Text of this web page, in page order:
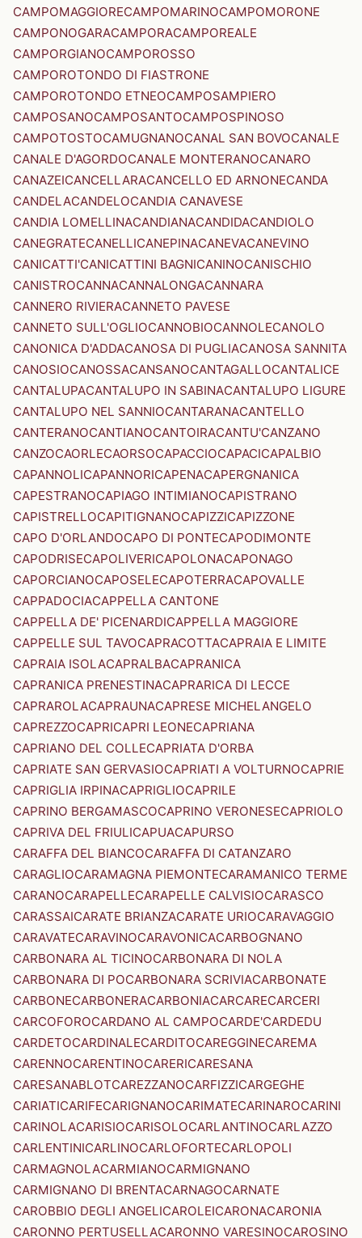
CAMPOMAGGIORECAMPOMARINOCAMPOMORONE
CAMPONOGARACAMPORACAMPOREALE
CAMPORGIANOCAMPOROSSO
CAMPOROTONDO DI FIASTRONE
CAMPOROTONDO ETNEOCAMPOSAMPIERO
CAMPOSANOCAMPOSANTOCAMPOSPINOSO
CAMPOTOSTOCAMUGNANOCANAL SAN BOVOCANALE
CANALE D'AGORDOCANALE MONTERANOCANARO
CANAZEICANCELLARACANCELLO ED ARNONECANDA
CANDELACANDELOCANDIA CANAVESE
CANDIA LOMELLINACANDIANACANDIDACANDIOLO
CANEGRATECANELLICANEPINACANEVACANEVINO
CANICATTI'CANICATTINI BAGNICANINOCANISCHIO
CANISTROCANNACANNALONGACANNARA
CANNERO RIVIERACANNETO PAVESE
CANNETO SULL'OGLIOCANNOBIOCANNOLECANOLO
CANONICA D'ADDACANOSA DI PUGLIACANOSA SANNITA
CANOSIOCANOSSACANSANOCANTAGALLOCANTALICE
CANTALUPACANTALUPO IN SABINACANTALUPO LIGURE
CANTALUPO NEL SANNIOCANTARANACANTELLO
CANTERANOCANTIANOCANTOIRACANTU'CANZANO
CANZOCAORLECAORSOCAPACCIOCAPACICAPALBIO
CAPANNOLICAPANNORICAPENACAPERGNANICA
CAPESTRANOCAPIAGO INTIMIANOCAPISTRANO
CAPISTRELLOCAPITIGNANOCAPIZZICAPIZZONE
CAPO D'ORLANDOCAPO DI PONTECAPODIMONTE
CAPODRISECAPOLIVERICAPOLONACAPONAGO
CAPORCIANOCAPOSELECAPOTERRACAPOVALLE
CAPPADOCIACAPPELLA CANTONE
CAPPELLA DE' PICENARDICAPPELLA MAGGIORE
CAPPELLE SUL TAVOCAPRACOTTACAPRAIA E LIMITE
CAPRAIA ISOLACAPRALBACAPRANICA
CAPRANICA PRENESTINACAPRARICA DI LECCE
CAPRAROLACAPRAUNACAPRESE MICHELANGELO
CAPREZZOCAPRICAPRI LEONECAPRIANA
CAPRIANO DEL COLLECAPRIATA D'ORBA
CAPRIATE SAN GERVASIOCAPRIATI A VOLTURNOCAPRIE
CAPRIGLIA IRPINACAPRIGLIOCAPRILE
CAPRINO BERGAMASCOCAPRINO VERONESECAPRIOLO
CAPRIVA DEL FRIULICAPUACAPURSO
CARAFFA DEL BIANCOCARAFFA DI CATANZARO
CARAGLIOCARAMAGNA PIEMONTECARAMANICO TERME
CARANOCARAPELLECARAPELLE CALVISIOCARASCO
CARASSAICARATE BRIANZACARATE URIOCARAVAGGIO
CARAVATECARAVINOCARAVONICACARBOGNANO
CARBONARA AL TICINOCARBONARA DI NOLA
CARBONARA DI POCARBONARA SCRIVIACARBONATE
CARBONECARBONERACARBONIACARCARECARCERI
CARCOFOROCARDANO AL CAMPOCARDE'CARDEDU
CARDETOCARDINALECARDITOCAREGGINECAREMA
CARENNOCARENTINOCARERICARESANA
CARESANABLOTCAREZZANOCARFIZZICARGEGHE
CARIATICARIFECARIGNANOCARIMATECARINAROCARINI
CARINOLACARISIOCARISOLOCARLANTINOCARLAZZO
CARLENTINICARLINOCARLOFORTECARLOPOLI
CARMAGNOLACARMIANOCARMIGNANO
CARMIGNANO DI BRENTACARNAGOCARNATE
CAROBBIO DEGLI ANGELICAROLEICARONACARONIA
CARONNO PERTUSELLACARONNO VARESINOCAROSINO